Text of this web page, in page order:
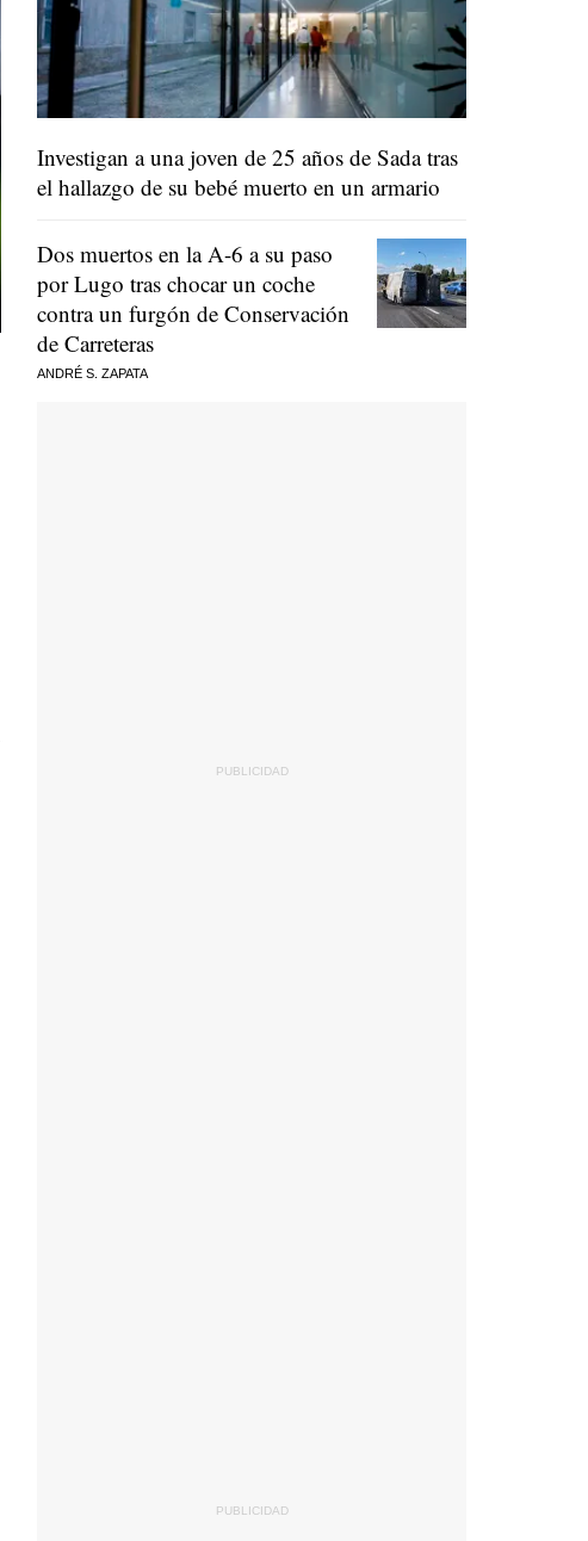
Investigan a una joven de 25 años de Sada tras
el hallazgo de su bebé muerto en un armario
Dos muertos en la A-6 a su paso
por Lugo tras chocar un coche
contra un furgón de Conservación
de Carreteras
ANDRÉ S. ZAPATA